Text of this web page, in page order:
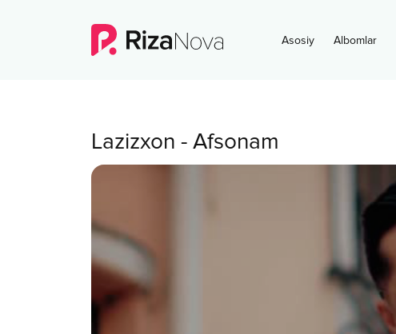
Asosiy Albomlar
Lazizxon - Afsonam